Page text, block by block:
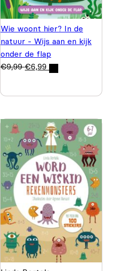
Wie woont hier? In de
natuur - Wijs aan en kijk
onder de flap
€9,99 €6,99